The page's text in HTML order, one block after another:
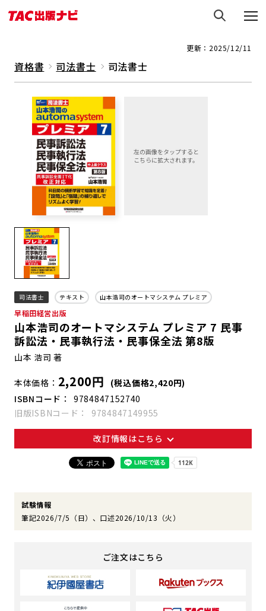
更新：2025/12/11
資格書 司法書士 司法書士
司法書士 テキスト 山本浩司のオートマシステム プレミア
早稲田経営出版
山本浩司のオートマシステム プレミア 7 民事
訴訟法・民事執行法・民事保全法 第8版
山本 浩司 著
本体価格 2,200円
(税込価格2,420円)
ISBNコード
9784847152740
旧版ISBNコード
9784847149955
改訂情報はこちら
試験情報
筆記2026/7/5（日）、口述2026/10/13（火）
ご注文はこちら